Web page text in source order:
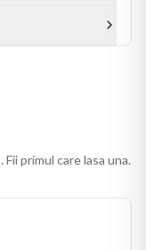
primul care lasa una.